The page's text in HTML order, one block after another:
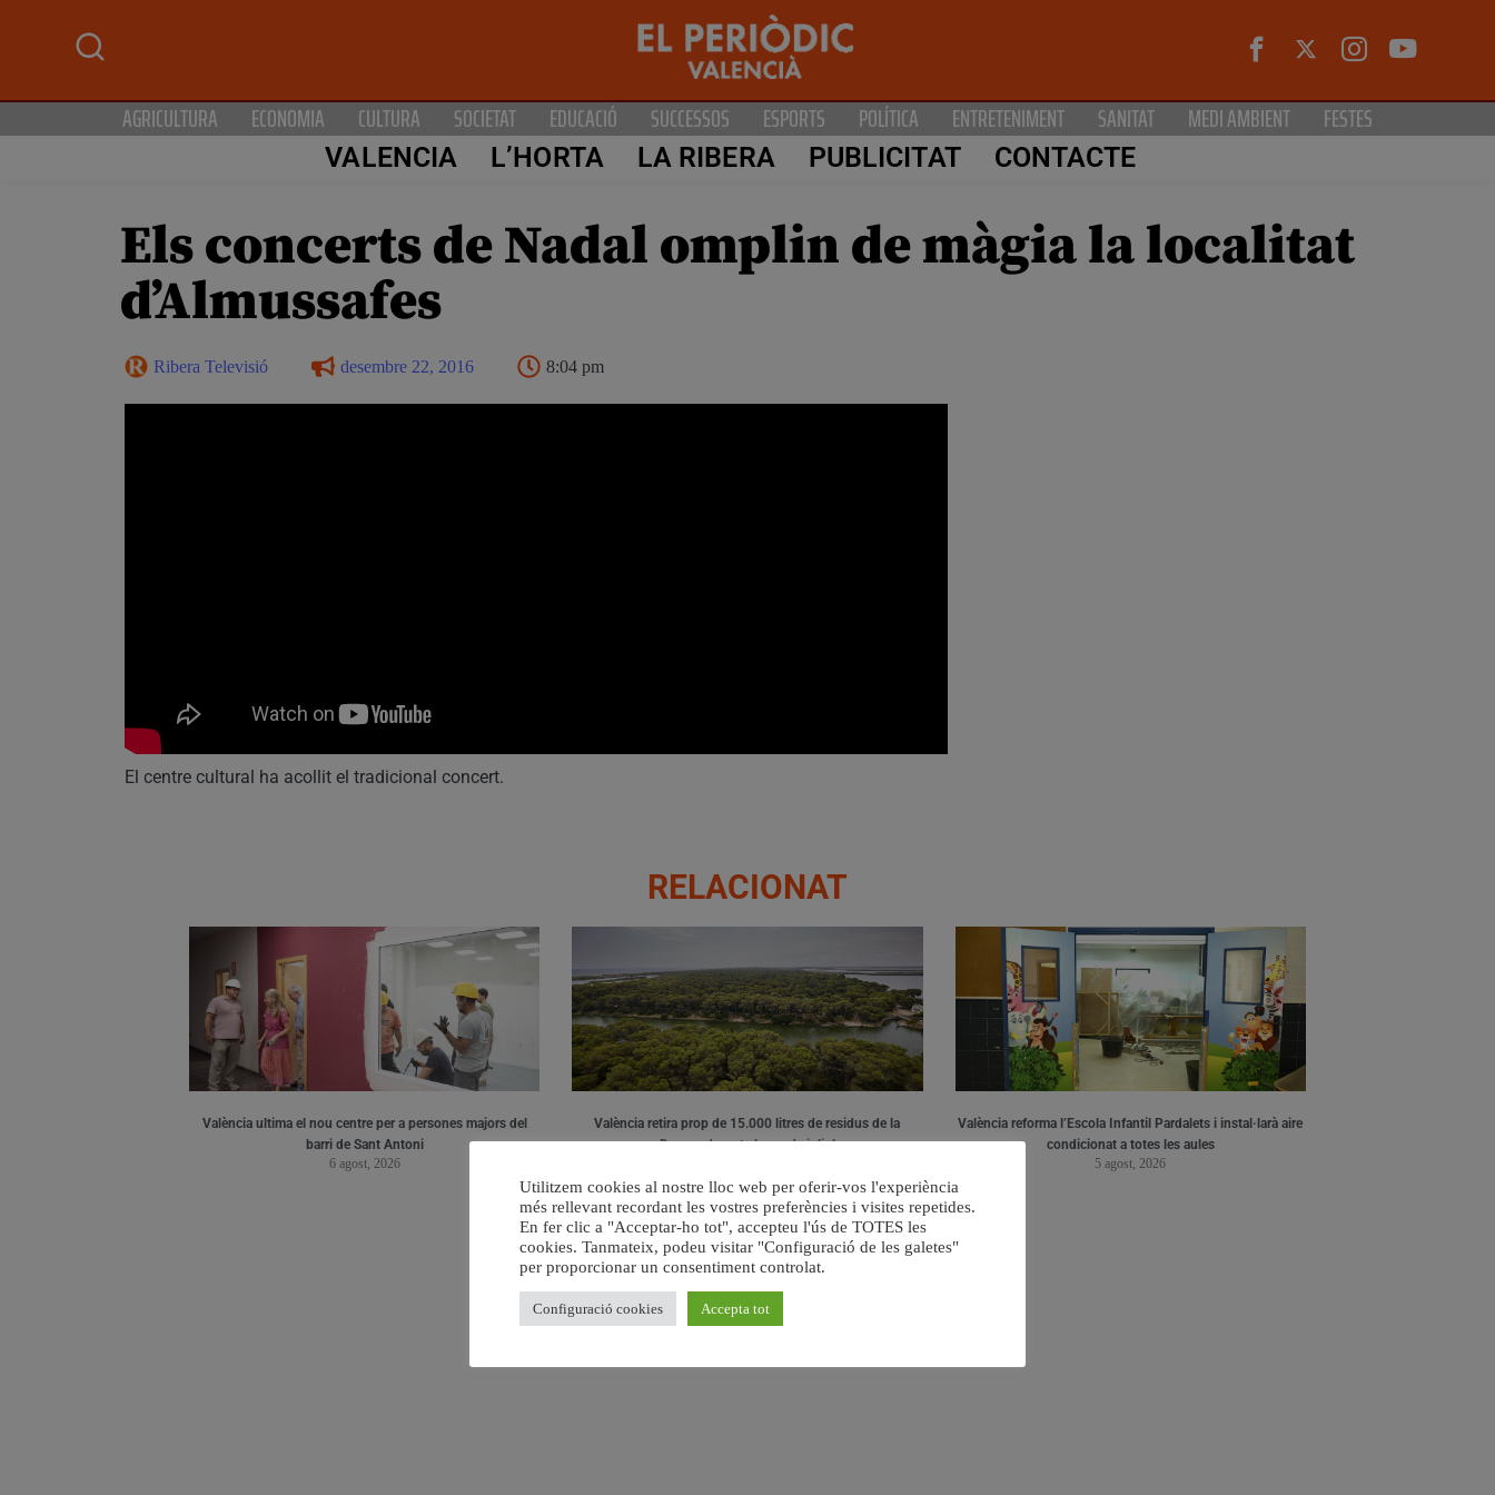
AGRICULTURA ECONOMIA CULTURA SOCIETAT EDUCACIÓ SUCCESSOS ESPORTS POLÍTICA ENTRETENIMENT SANITAT MEDI AMBIENT FESTES
VALENCIA L’HORTA LA RIBERA PUBLICITAT CONTACTE
Els concerts de Nadal omplin de màgia la localitat
d’Almussafes
Ribera Televisió desembre 22, 2016 8:04 pm
El centre cultural ha acollit el tradicional concert.
RELACIONAT
València ultima el nou centre per a persones majors del
barri de Sant Antoni
6 agost, 2026
València retira prop de 15.000 litres de residus de la
Devesa durant el mes de juliol
València reforma l’Escola Infantil Pardalets i instal·larà aire
condicionat a totes les aules
5 agost, 2026
Utilitzem cookies al nostre lloc web per oferir-vos l'experiència
més rellevant recordant les vostres preferències i visites repetides.
En fer clic a "Acceptar-ho tot", accepteu l'ús de TOTES les
cookies. Tanmateix, podeu visitar "Configuració de les galetes"
per proporcionar un consentiment controlat.
Configuració cookies Accepta tot